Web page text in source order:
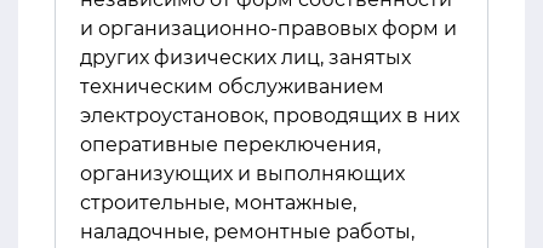
и организационно-правовых форм и
других физических лиц, занятых
техническим обслуживанием
электроустановок, проводящих в них
оперативные переключения,
организующих и выполняющих
строительные, монтажные,
наладочные, ремонтные работы,